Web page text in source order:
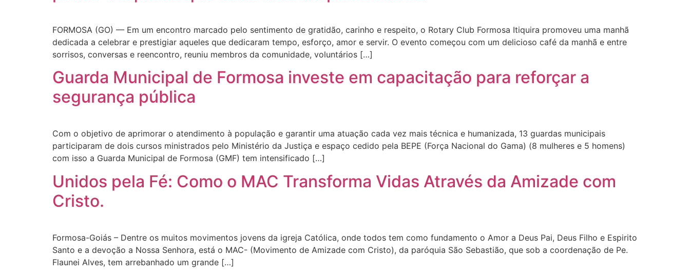
FORMOSA (GO) — Em um encontro marcado pelo sentimento de gratidão, carinho e respeito, o Rotary Club Formosa Itiquira promoveu uma manhã
dedicada a celebrar e prestigiar aqueles que dedicaram tempo, esforço, amor e servir. O evento começou com um delicioso café da manhã e entre
sorrisos, conversas e reencontro, reuniu membros da comunidade, voluntários […]
Guarda Municipal de Formosa investe em capacitação para reforçar a
segurança pública
Com o objetivo de aprimorar o atendimento à população e garantir uma atuação cada vez mais técnica e humanizada, 13 guardas municipais
participaram de dois cursos ministrados pelo Ministério da Justiça e espaço cedido pela BEPE (Força Nacional do Gama) (8 mulheres e 5 homens)
com isso a Guarda Municipal de Formosa (GMF) tem intensificado […]
Unidos pela Fé: Como o MAC Transforma Vidas Através da Amizade com
Cristo.
Formosa-Goiás – Dentre os muitos movimentos jovens da igreja Católica, onde todos tem como fundamento o Amor a Deus Pai, Deus Filho e Espirito
Santo e a devoção a Nossa Senhora, está o MAC- (Movimento de Amizade com Cristo), da paróquia São Sebastião, que sob a coordenação de Pe.
Flaunei Alves, tem arrebanhado um grande […]